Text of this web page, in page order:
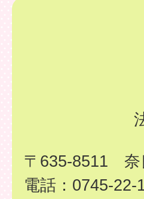
〒635-8511 奈
電話：0745-22-